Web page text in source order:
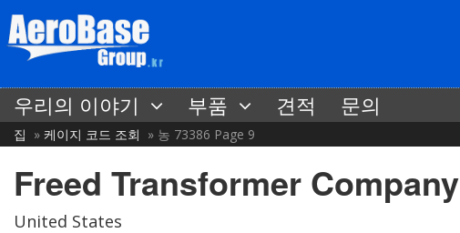
우리의 이야기 부품 견적 문의
집 케이지 코드 조회 농 73386 Page 9
Freed Transformer Company
United States